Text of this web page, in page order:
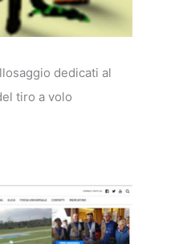
dedicati al
tiro a volo